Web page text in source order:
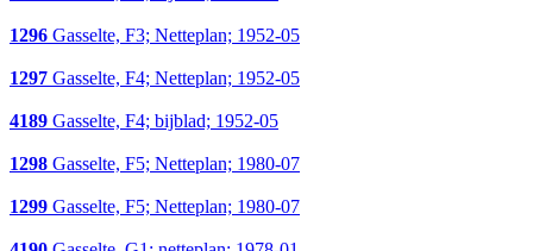
1296 Gasselte, F3; Netteplan; 1952-05
1297 Gasselte, F4; Netteplan; 1952-05
4189 Gasselte, F4; bijblad; 1952-05
1298 Gasselte, F5; Netteplan; 1980-07
1299 Gasselte, F5; Netteplan; 1980-07